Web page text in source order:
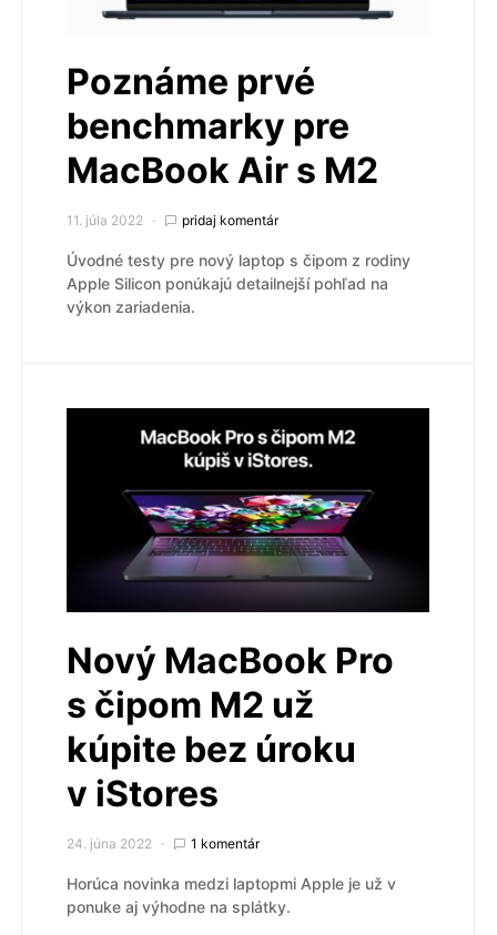
Poznáme prvé
benchmarky pre
MacBook Air s M2
11. júla 2022 pridaj komentár
Úvodné testy pre nový laptop s čipom z rodiny
Apple Silicon ponúkajú detailnejší pohľad na
výkon zariadenia.
Nový MacBook Pro
s čipom M2 už
kúpite bez úroku
v iStores
24. júna 2022 1 komentár
Horúca novinka medzi laptopmi Apple je už v
ponuke aj výhodne na splátky.